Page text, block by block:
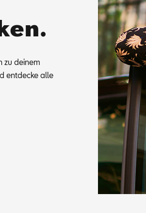
zu dei­nem
ent­de­cke alle